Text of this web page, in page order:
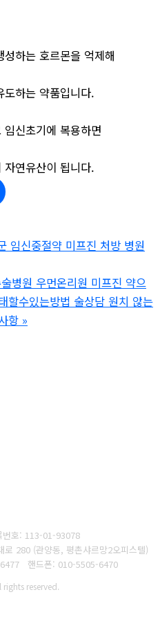
하는 호르몬을 억제해
하는 약품입니다.
신초기에 복용하면
연유산이 됩니다.
임신중절약 미프진 처방 병원
병원 우먼온리원 미프진 약으
할수있는방법 술상담 원치 않는
항 »
호: 1 13-01-93078
280 (관양동, 평촌샤르망2오피스텔)
핸드폰: 010-5505-6470
reserved.